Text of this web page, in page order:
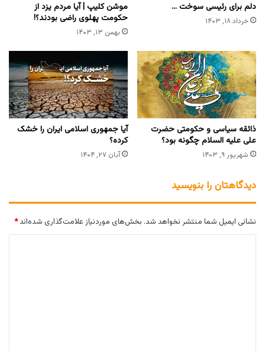
دلم برای رئیسی سوخت …
خرداد ۱۸, ۱۴۰۳
‏موشن کلیپ | آیا مردم یزد از
حکومت پهلوی راضی بودند؟!
بهمن ۱۳, ۱۴۰۳
ذائقه سیاسی و حکومتی حضرت
علی علیه السلام چگونه بود؟
شهریور ۹, ۱۴۰۳
آیا جمهوری اسلامی ایران را خشک
کرده؟
آبان ۲۷, ۱۴۰۴
دیدگاهتان را بنویسید
نشانی ایمیل شما منتشر نخواهد شد. بخش‌های موردنیاز علامت‌گذاری شده‌اند*